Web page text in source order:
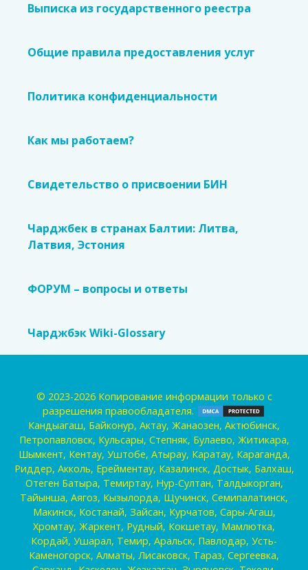
Выписка из государственного реестра
Общие правила предоставления услуг
Политика конфиденциальности
Как мы работаем?
Свидетельство о присвоении БИН
Чарджбек в странах Балтии: Литва,
Латвия, Эстония
ФОРУМ – вопросы и ответы
Чарджбэк Wiki-Glossary
© 2023-2026 Копирование информации только с
разрешения правообладателя.
Кандыагаш, Байконур, Актау, Жанаозен, Актюбинск,
Петропавловск, Кульсары, Степняк, Булаево, Житикара,
Шымкент, Кентау, Уштобе, Атырау, Каратау, Караганда,
Риддер, Акколь, Ерейментау, Казалинск, Достык, Балхаш,
Отеген Батыра, Темиртау, Нур-Султан, Талдыкорган,
Тайынша, Аягоз, Кызылорда, Щучинск, Семипалатинск,
Макинск, Костанай, Зайсан, Курчатов, Сары-Агаш,
Хромтау, Жаркент, Рудный, Кокшетау, Мамлютка,
Кордай, Ушарал, Темир, Аральск, Павлодар, Усть-
Каменогорск, Алматы, Лисаковск, Тараз, Сергеевка,